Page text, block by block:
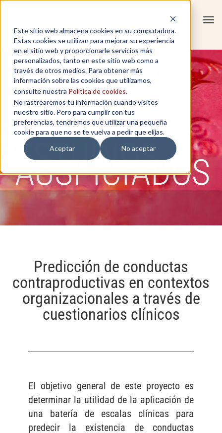
Este sitio web almacena cookies en su computadora.
Estas cookies se utilizan para mejorar su experiencia
en el sitio web y proporcionarle servicios más
personalizados, tanto en este sitio web como a
través de otros medios. Para obtener más
información sobre las cookies que utilizamos,
consulte nuestra Política de cookies.
No rastrearemos tu información cuando visites
nuestro sitio. Pero para cumplir con tus
preferencias, tendremos que utilizar una pequeña
cookie para que no se te vuelva a pedir que elijas.
Aceptar
No aceptar
ESTUDIOS
AUSPICIADOS
Predicción de conductas
contraproductivas en contextos
organizacionales a través de
cuestionarios clínicos
El objetivo general de este proyecto es
determinar la utilidad de la aplicación de
una batería de escalas clínicas para
predecir la existencia de conductas